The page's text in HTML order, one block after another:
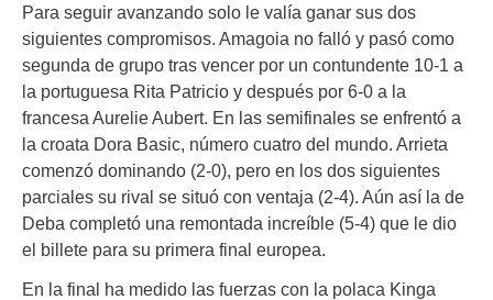
Para seguir avanzando solo le valía ganar sus dos
siguientes compromisos. Amagoia no falló y pasó como
segunda de grupo tras vencer por un contundente 10-1 a
la portuguesa Rita Patricio y después por 6-0 a la
francesa Aurelie Aubert. En las semifinales se enfrentó a
la croata Dora Basic, número cuatro del mundo. Arrieta
comenzó dominando (2-0), pero en los dos siguientes
parciales su rival se situó con ventaja (2-4). Aún así la de
Deba completó una remontada increíble (5-4) que le dio
el billete para su primera final europea.
En la final ha medido las fuerzas con la polaca Kinga